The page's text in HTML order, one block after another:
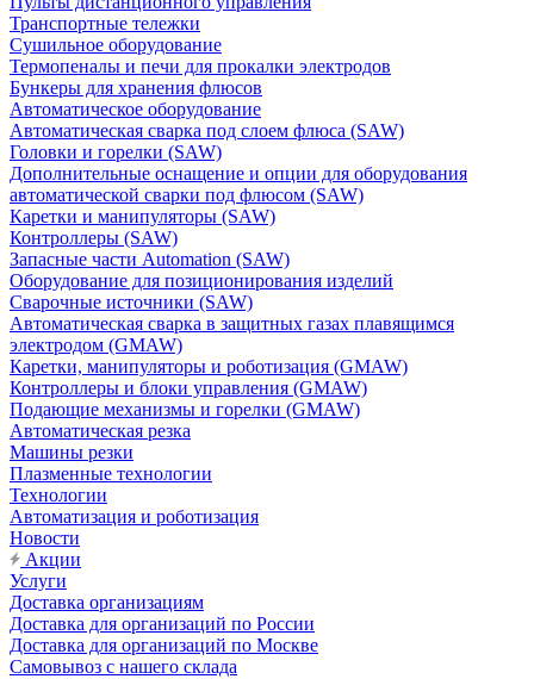
Транспортные тележки
Сушильное оборудование
Термопеналы и печи для прокалки электродов
Бункеры для хранения флюсов
Автоматическое оборудование
Автоматическая сварка под слоем флюса (SAW)
Головки и горелки (SAW)
Дополнительные оснащение и опции для оборудования
автоматической сварки под флюсом (SAW)
Каретки и манипуляторы (SAW)
Контроллеры (SAW)
Запасные части Automation (SAW)
Оборудование для позиционирования изделий
Сварочные источники (SAW)
Автоматическая сварка в защитных газах плавящимся
электродом (GMAW)
Каретки, манипуляторы и роботизация (GMAW)
Контроллеры и блоки управления (GMAW)
Подающие механизмы и горелки (GMAW)
Автоматическая резка
Машины резки
Плазменные технологии
Технологии
Автоматизация и роботизация
Новости
Акции
Услуги
Доставка организациям
Доставка для организаций по России
Доставка для организаций по Москве
Самовывоз с нашего склада